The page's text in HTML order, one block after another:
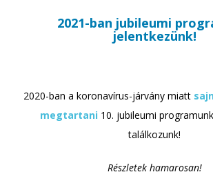
2021-ban jubileumi
jelentkezünk!
2020-ban a koronavírus-járvány miatt
megtartani 10. jubileumi
találkozunk!
Részletek hamarosan!